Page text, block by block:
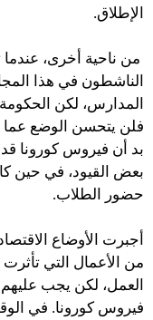
الإطلاق.
من ناحية أخرى، عندما
الناشطون في هذا
المدارس، لكن الحكومة
فلن يتحسن الوضع عما
بد أن فيروس كورونا
بعض القيود، في حين
حضور الطلاب.
أجبرت الأوضاع
من الأعمال التي
العمل، لكن يجب عليهم
فيروس كورونا. في